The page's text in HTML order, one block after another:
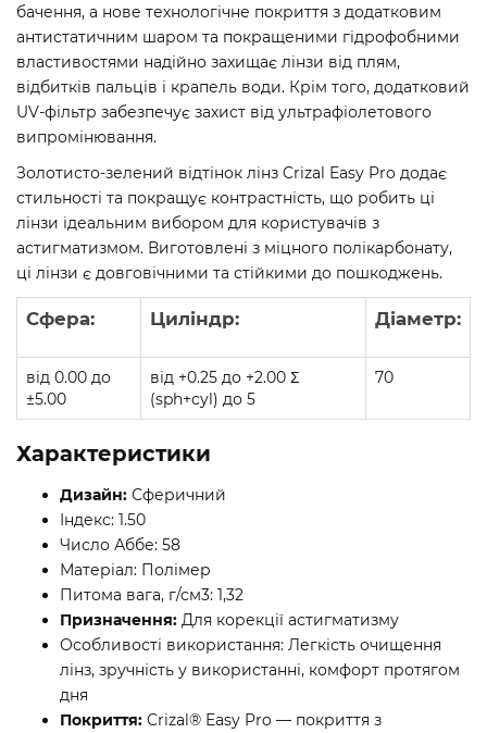
бачення, а нове технологічне покриття з додатковим
антистатичним шаром та покращеними гідрофобними
властивостями надійно захищає лінзи від плям,
відбитків пальців і крапель води. Крім того, додатковий
UV-фільтр забезпечує захист від ультрафіолетового
випромінювання.
Золотисто-зелений відтінок лінз Crizal Easy Pro додає
стильності та покращує контрастність, що робить ці
лінзи ідеальним вибором для користувачів з
астигматизмом. Виготовлені з міцного полікарбонату,
ці лінзи є довговічними та стійкими до пошкоджень.
Сфера: Циліндр: Діаметр:
від 0.00 до
±5.00
від +0.25 до +2.00 Σ
(sph+cyl) до 5
70
Характеристики
Дизайн: Сферичний
Індекс: 1.50
Число Аббе: 58
Матеріал: Полімер
Питома вага, г/см3: 1,32
Призначення: Для корекції астигматизму
Особливості використання: Легкість очищення
лінз, зручність у використанні, комфорт протягом
дня
Покриття: Crizal® Easy Pro — покриття з